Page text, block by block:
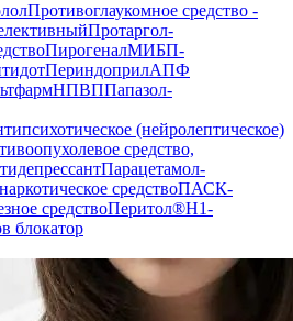
Противоглаукомное средство -
Протаргол-
ПирогеналМИБП-
ПериндоприлАПФ
НПВППапазол-
(нейролептическое)
средство,
Парацетамол-
средствоПАСК-
средствоПеритол®H1-
блокатор